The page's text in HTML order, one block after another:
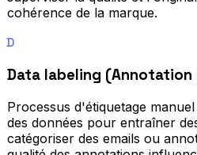
cohérence de la marque.
D
Data labeling (Annotation
Processus d'étiquetage
des données pour entraîner
catégoriser des emails ou